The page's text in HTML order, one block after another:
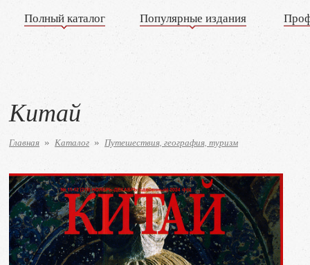
Полный каталог Популярные издания
Китай
Главная » Каталог » Путешествия, география, туризм